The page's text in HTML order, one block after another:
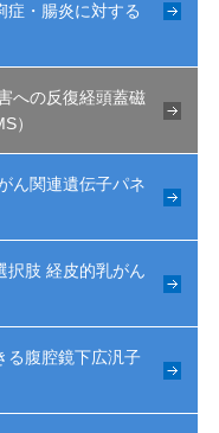
症・腸炎に対する
への反復経頭蓋磁
）
ん関連遺伝子パネ
択肢 経皮的乳がん
る腹腔鏡下広汎子